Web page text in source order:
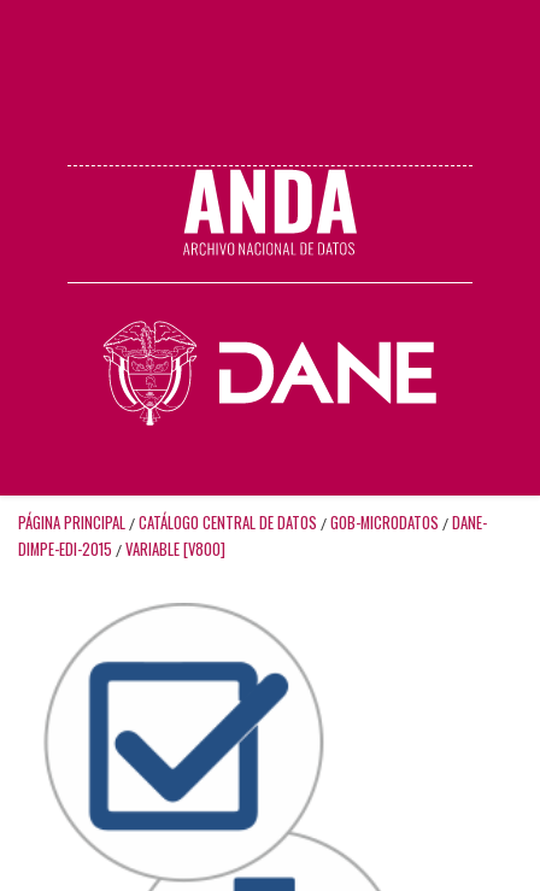
PÁGINA PRINCIPAL / CATÁLOGO CENTRAL DE DATOS / GOB-MICRODATOS / DANE-
DIMPE-EDI-2015 / VARIABLE [V800]